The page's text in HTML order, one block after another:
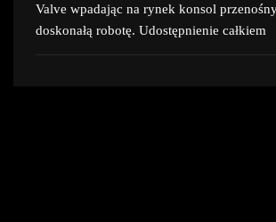
Valve wpadając na rynek konsol
doskonałą robotę. Udostępnienie całkiem